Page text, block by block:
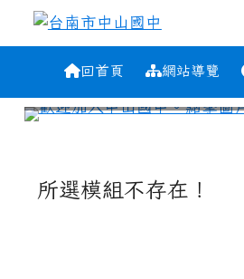
跳至主內容區
台南市中山國中
導覽列回首頁 網站導覽
主內容區域
所選模組不存在！
頁尾區域